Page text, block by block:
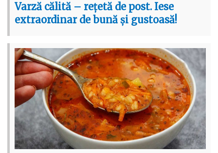
Varză călită – rețetă de post. Iese
extraordinar de bună și gustoasă!